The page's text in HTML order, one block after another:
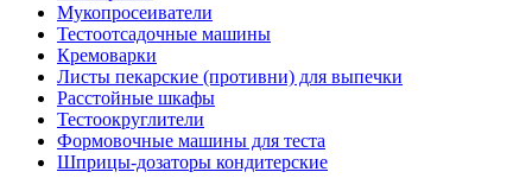
Мукопросеиватели
Тестоотсадочные машины
Кремоварки
Листы пекарские (противни) для выпечки
Расстойные шкафы
Тестоокруглители
Формовочные машины для теста
Шприцы-дозаторы кондитерские